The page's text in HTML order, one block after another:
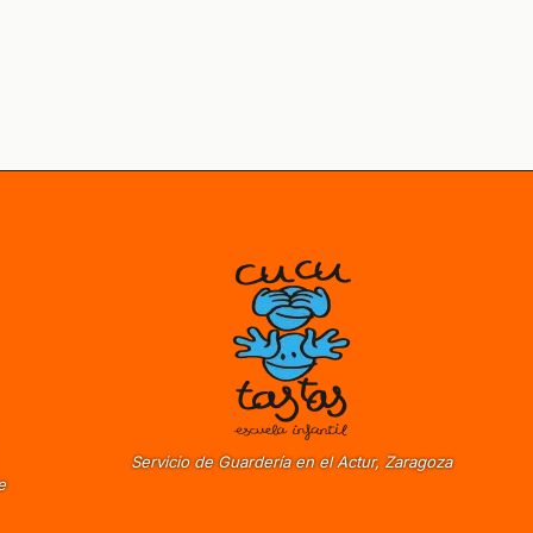
Servicio de Guardería en el Actur, Zaragoza